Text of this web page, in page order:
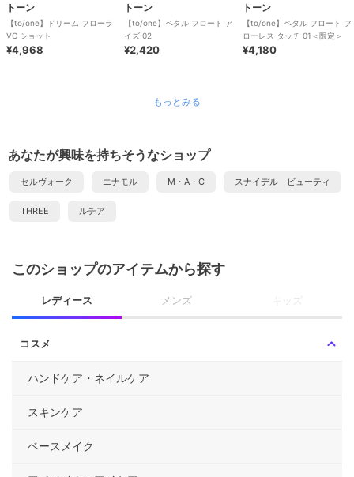
トーン
【to/one】ドリーム フローラ
VC ショット
¥4,968
トーン
【to/one】ペタル フロート ア
イズ 02
¥2,420
トーン
【to/one】ペタル フロート フ
ローレス タッチ 01＜限定＞
¥4,180
もっとみる
あなたが興味を持ちそうなショップ
セルヴォーク エナモル M・A・C スナイデル ビューティ
THREE ルチア
このショップのアイテムから探す
レディース メンズ キッズ
コスメ
ハンドケア・ネイルケア
スキンケア
ベースメイク